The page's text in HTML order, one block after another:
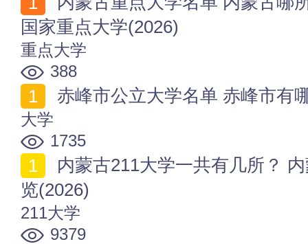
国家重点大学(2026)
重点大学
388
赤峰市公立大学名单 赤峰市有
大学
1735
览(2026)
211大学
9379